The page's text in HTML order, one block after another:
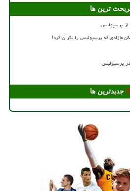
ترین ها
از پرسپولیس
مازادی که پرسپولیس را نگران کرد!
پرسپولیس
جدیدترین ها